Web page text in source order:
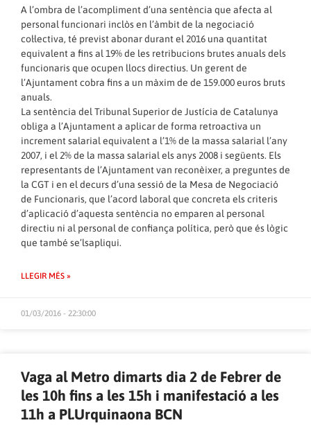
A l’ombra de l’acompliment d’una sentència que afecta al
personal funcionari inclòs en l’àmbit de la negociació
col·lectiva, té previst abonar durant el 2016 una quantitat
equivalent a fins al 19% de les retribucions brutes anuals dels
funcionaris que ocupen llocs directius. Un gerent de
l’Ajuntament cobra fins a un màxim de de 159.000 euros bruts
anuals.
La sentència del Tribunal Superior de Justícia de Catalunya
obliga a l’Ajuntament a aplicar de forma retroactiva un
increment salarial equivalent a l’1% de la massa salarial l’any
2007, i el 2% de la massa salarial els anys 2008 i següents. Els
representants de l’Ajuntament van reconèixer, a preguntes de
la CGT i en el decurs d’una sessió de la Mesa de Negociació
de Funcionaris, que l’acord laboral que concreta els criteris
d’aplicació d’aquesta sentència no emparen al personal
directiu ni al personal de confiança política, però que és lògic
que també se’lsapliqui.
LLEGIR MÉS »
01/03/2016 - 22:30:00
Vaga al Metro dimarts dia 2 de Febrer de
les 10h fins a les 15h i manifestació a les
11h a Pl.Urquinaona BCN